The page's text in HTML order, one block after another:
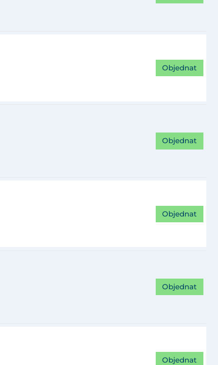
Objednat
Objednat
Objednat
Objednat
Objednat